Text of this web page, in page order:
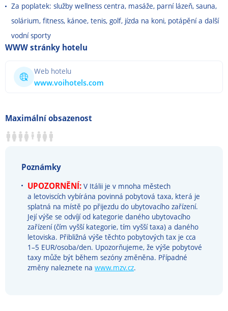
Za poplatek: služby wellness centra, masáže, parní lázeň, sauna,
solárium, fitness, kánoe, tenis, golf, jízda na koni, potápění a další
vodní sporty
WWW stránky hotelu
Web hotelu
www.voihotels.com
Maximální obsazenost
Poznámky
UPOZORNĚNÍ: V Itálii je v mnoha městech
a letoviscích vybírána povinná pobytová taxa, která je
splatná na místě po přijezdu do ubytovacího zařízení.
Její výše se odvíjí od kategorie daného ubytovacího
zařízení (čím vyšší kategorie, tím vyšší taxa) a daného
letoviska. Přibližná výše těchto pobytových tax je cca
1–5 EUR/osoba/den. Upozorňujeme, že výše pobytové
taxy může být během sezóny změněna. Případné
změny naleznete na www.mzv.cz.